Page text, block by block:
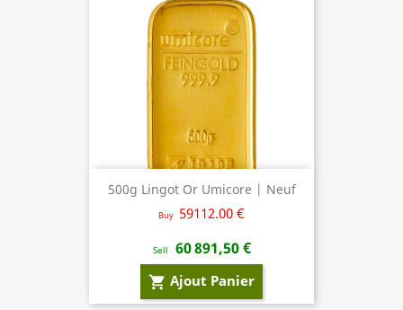
500g Lingot Or Umicore | Neuf
Buy 59112.00 €
Sell 60 891,50 €
shopping_cart Ajout Panier